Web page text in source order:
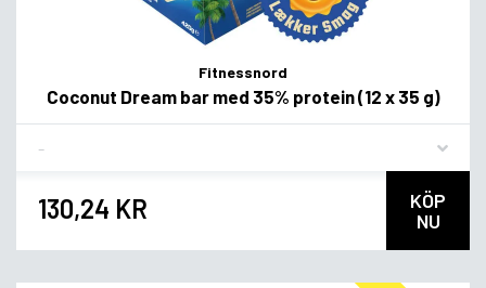
Fitnessnord
Coconut Dream bar med 35% protein (12 x 35 g)
130,24 KR
KÖP
NU